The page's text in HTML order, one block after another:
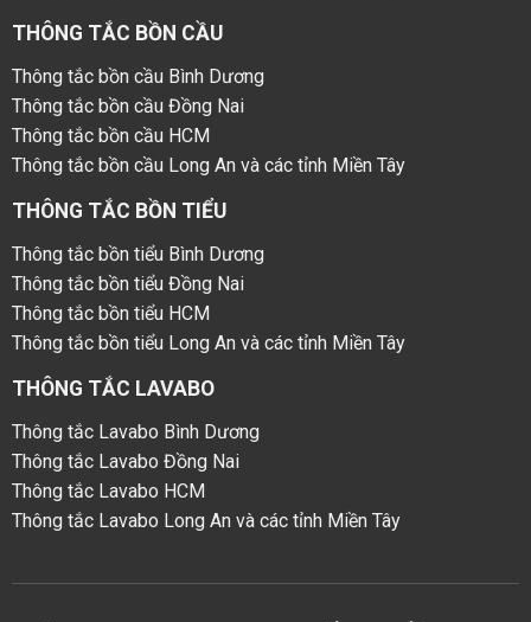
THÔNG TẮC BỒN CẦU
Thông tắc bồn cầu Bình Dương
Thông tắc bồn cầu Đồng Nai
Thông tắc bồn cầu HCM
Thông tắc bồn cầu Long An và các tỉnh Miền Tây
THÔNG TẮC BỒN TIỂU
Thông tắc bồn tiểu Bình Dương
Thông tắc bồn tiểu Đồng Nai
Thông tắc bồn tiểu HCM
Thông tắc bồn tiểu Long An và các tỉnh Miền Tây
THÔNG TẮC LAVABO
Thông tắc Lavabo Bình Dương
Thông tắc Lavabo Đồng Nai
Thông tắc Lavabo HCM
Thông tắc Lavabo Long An và các tỉnh Miền Tây